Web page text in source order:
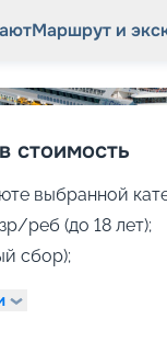
Маршрут и
стоимость
выбранной
реб (до 18 лет);
сбор);